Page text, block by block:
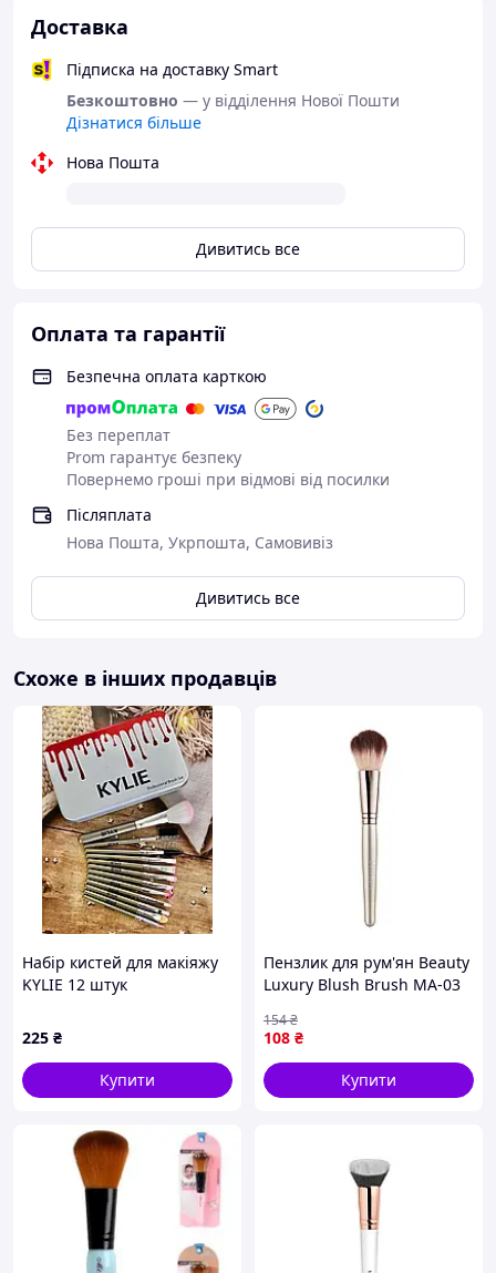
Доставка
Підписка на доставку Smart
Безкоштовно — у відділення Нової Пошти
Дізнатися більше
Нова Пошта
Дивитись все
Оплата та гарантії
Безпечна оплата карткою
Без переплат
Prom гарантує безпеку
Повернемо гроші при відмові від посилки
Післяплата
Нова Пошта, Укрпошта, Самовивіз
Дивитись все
Схоже в інших продавців
Набір кистей для макіяжу
KYLIE 12 штук
225 ₴
Купити
Пензлик для рум'ян Beauty
Luxury Blush Brush MA-03
108 ₴
154₴
Купити